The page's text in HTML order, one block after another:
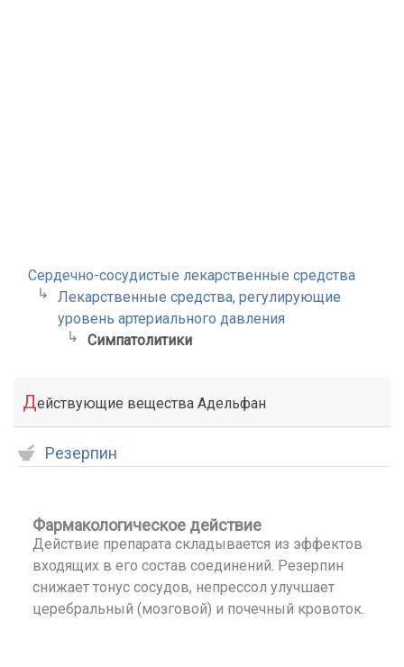
Сердечно-сосудистые лекарственные средства
Лекарственные средства, регулирующие
уровень артериального давления
Симпатолитики
Действующие вещества Адельфан
Резерпин
Фармакологическое действие
Действие препарата складывается из эффектов
входящих в его состав соединений. Резерпин
снижает тонус сосудов, непрессол улучшает
церебральный (мозговой) и почечный кровоток.